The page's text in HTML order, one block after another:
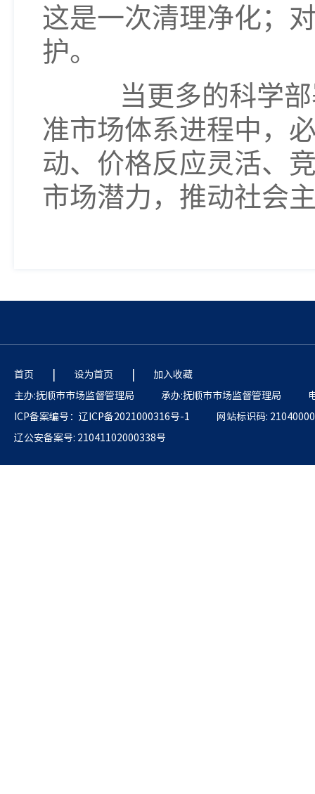
这是一次清理净化；
护。
当更多的科学部
准市场体系进程中，
动、价格反应灵活、
市场潜力，推动社会
首页 | 设为首页 |
加入收藏
主办:抚顺市市场监督管理局
承办:抚顺市市场监督管理局
ICP备案编号：辽ICP备2021000316号-1
网站标识码:
辽公安备案号: 21041102000338号